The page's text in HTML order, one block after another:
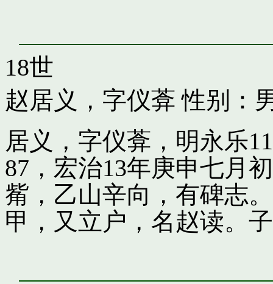
18世
赵居义，字仪葊 性别：
居义，字仪葊，明永乐
87，宏治13年庚申七月
觜，乙山辛向，有碑志
甲，又立户，名赵读。